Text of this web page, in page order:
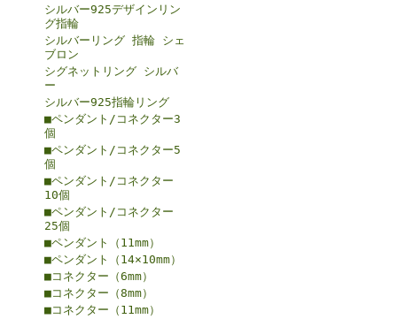
シルバー925デザインリン
グ指輪
シルバーリング 指輪 シェ
ブロン
シグネットリング シルバ
ー
シルバー925指輪リング
■ペンダント/コネクター3
個
■ペンダント/コネクター5
個
■ペンダント/コネクター
10個
■ペンダント/コネクター
25個
■ペンダント（11mm）
■ペンダント（14×10mm）
■コネクター（6mm）
■コネクター（8mm）
■コネクター（11mm）